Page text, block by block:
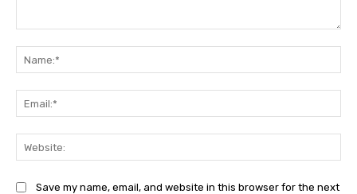
Save my name, email, and website in this browser for the next